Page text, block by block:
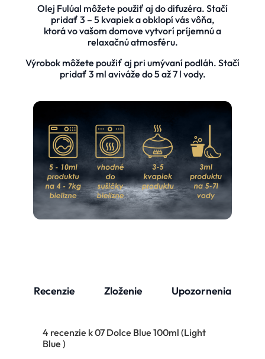
Olej Fulúal môžete použiť aj do difuzéra. Stačí
pridať 3 – 5 kvapiek a obklopí vás vôňa,
ktorá vo vašom domove vytvorí príjemnú a
relaxačnú atmosféru.
Výrobok môžete použiť aj pri umývaní podláh. Stačí
pridať 3 ml aviváže do 5 až 7 l vody.
Recenzie Zloženie Upozornenia
4 recenzie k07 Dolce Blue 100ml (Light
Blue )